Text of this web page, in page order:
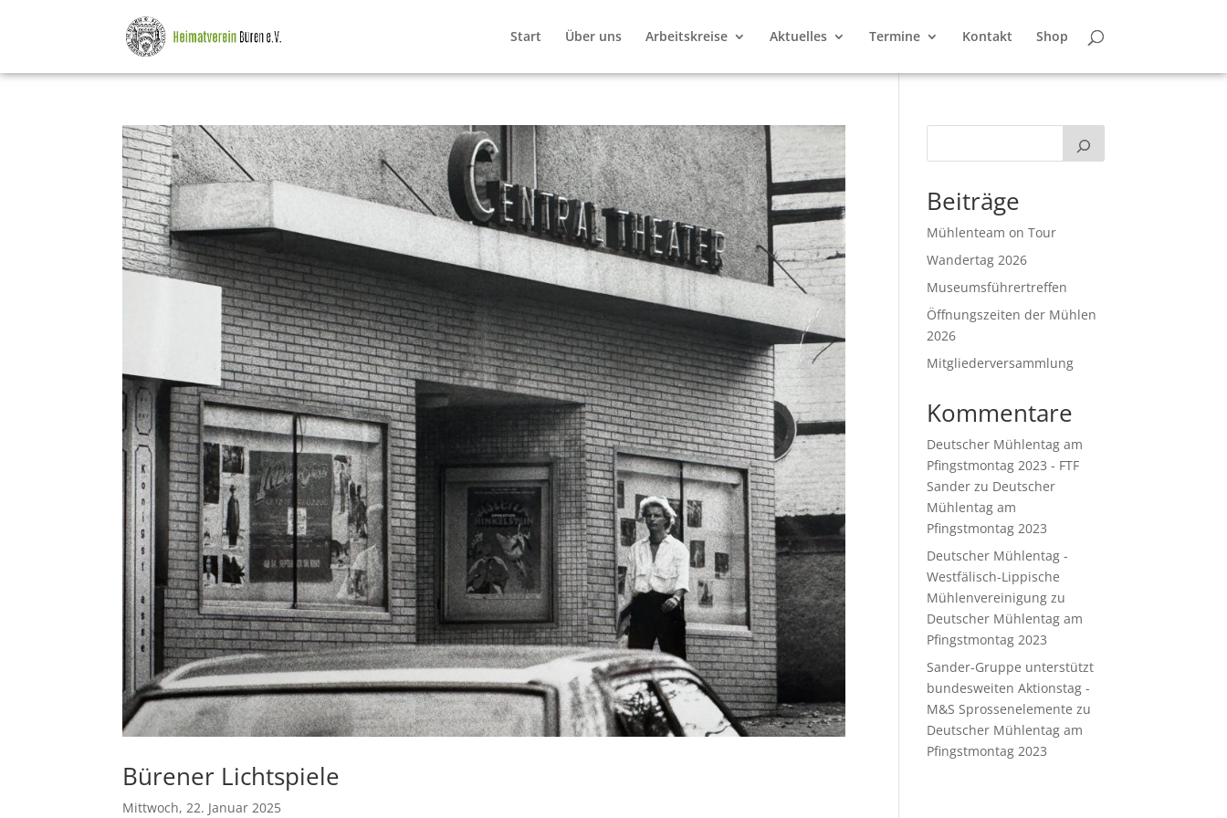
Start Über uns Arbeitskreise Aktuelles Termine Kontakt Shop
Bürener Lichtspiele
Mittwoch, 22. Januar 2025
Beiträge
Mühlenteam on Tour
Wandertag 2026
Museumsführertreffen
Öffnungszeiten der Mühlen
2026
Mitgliederversammlung
Kommentare
Deutscher Mühlentag am
Pfingstmontag 2023 - FTF
Sander zu Deutscher
Mühlentag am
Pfingstmontag 2023
Deutscher Mühlentag -
Westfälisch-Lippische
Mühlenvereinigung zu
Deutscher Mühlentag am
Pfingstmontag 2023
Sander-Gruppe unterstützt
bundesweiten Aktionstag -
M&S Sprossenelemente zu
Deutscher Mühlentag am
Pfingstmontag 2023